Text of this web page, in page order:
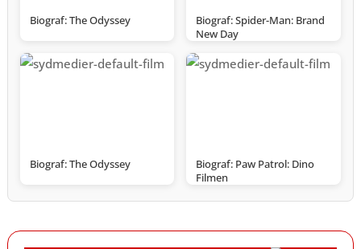
Biograf: The Odyssey
Biograf: Spider-Man: Brand
New Day
Biograf: The Odyssey
Biograf: Paw Patrol: Dino
Filmen